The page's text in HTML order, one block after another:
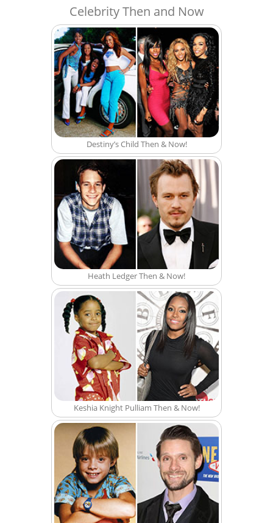
Celebrity Then and Now
Destiny’s Child Then & Now!
Heath Ledger Then & Now!
Keshia Knight Pulliam Then & Now!